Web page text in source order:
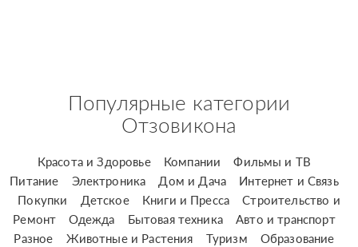
Популярные категории
Отзовикона
Красота и Здоровье Компании
Фильмы и ТВ
Питание
Электроника Дом и Дача
Интернет и Связь
Покупки
Детское Книги и Пресса
Строительство и
Ремонт
Одежда Бытовая техника
Авто и транспорт
Разное
Животные и Растения Туризм
Образование